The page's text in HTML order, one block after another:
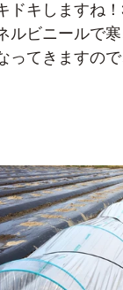
キしますね
ルビニールで
ってきますの